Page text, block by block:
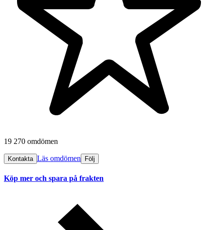
19 270 omdömen
Kontakta Läs omdömen Följ
Köp mer och spara på frakten